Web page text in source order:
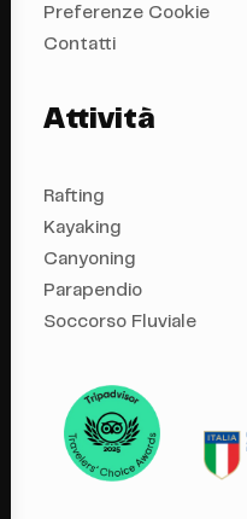
Preferenze Cookie
Contatti
Attività
Rafting
Kayaking
Canyoning
Parapendio
Soccorso Fluviale